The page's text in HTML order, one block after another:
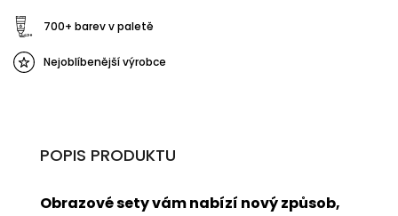
700+ barev v paletě
Nejoblíbenější výrobce
POPIS PRODUKTU
Obrazové sety vám nabízí nový způsob,